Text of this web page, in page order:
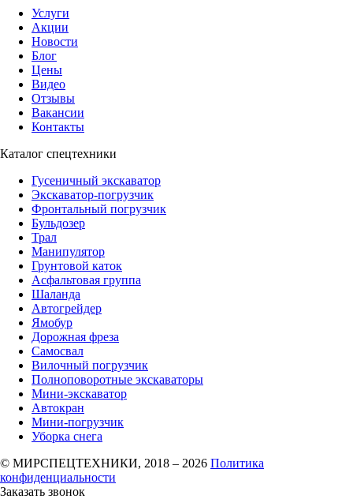
Услуги
Акции
Новости
Блог
Цены
Видео
Отзывы
Вакансии
Контакты
Каталог спецтехники
Гусеничный экскаватор
Экскаватор-погрузчик
Фронтальный погрузчик
Бульдозер
Трал
Манипулятор
Грунтовой каток
Асфальтовая группа
Шаланда
Автогрейдер
Ямобур
Дорожная фреза
Самосвал
Вилочный погрузчик
Полноповоротные экскаваторы
Мини-экскаватор
Автокран
Мини-погрузчик
Уборка снега
© МИРСПЕЦТЕХНИКИ, 2018 – 2026 Политика
конфиденциальности
Заказать звонок